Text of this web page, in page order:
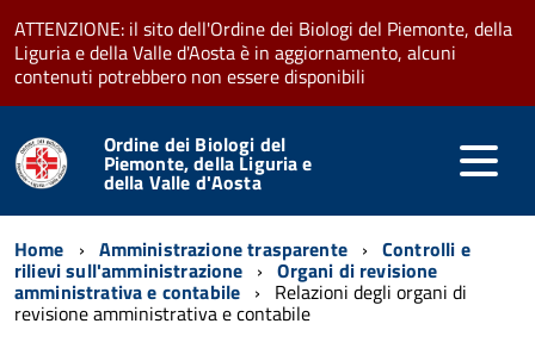
ATTENZIONE: il sito dell'Ordine dei Biologi del Piemonte, della
Liguria e della Valle d'Aosta è in aggiornamento, alcuni
contenuti potrebbero non essere disponibili
Ordine dei Biologi del
Piemonte, della Liguria e
della Valle d'Aosta
Home Amministrazione trasparente Controlli e
rilievi sull'amministrazione Organi di revisione
amministrativa e contabile Relazioni degli organi di
revisione amministrativa e contabile